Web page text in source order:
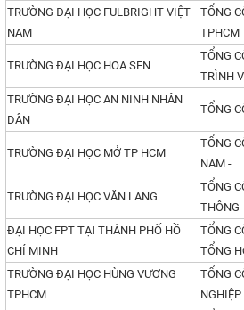
TRƯỜNG ĐẠI HỌC FULBRIGHT VIỆT
NAM
TỔNG
TPHCM
TRƯỜNG ĐẠI HỌC HOA SEN
TỔNG
TRÌNH
TRƯỜNG ĐẠI HỌC AN NINH NHÂN
DÂN
TỔNG
TRƯỜNG ĐẠI HỌC MỞ TP HCM
TỔNG
NAM -
TRƯỜNG ĐẠI HỌC VĂN LANG
TỔNG
THÔNG
ĐẠI HỌC FPT TẠI THÀNH PHỐ HỒ
CHÍ MINH
TỔNG
TỔNG
TRƯỜNG ĐẠI HỌC HÙNG VƯƠNG
TPHCM
TỔNG